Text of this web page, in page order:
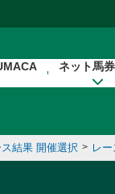
ネット馬
ス結果 開催選択 > レ